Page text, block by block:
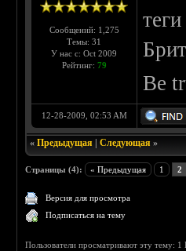
Сообщений: 1,275
Темы: 31
У нас с: Oct 2009
Рейтинг: 79
Be
12-28-2009, 02:53 AM
«Предыдущая |Следующая »
Страницы (4): « Предыдущая 1 2
Версия для просмотра
Подписаться на тему
Пользователи просматривают эту тему: 1